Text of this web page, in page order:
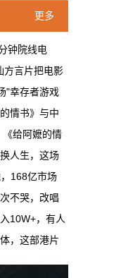
院还剩什
着黑色夹克
。这部短剧改
拍摄，AI辅助
本网原创
人说"今年开
酬从日薪800
你好看…
本网原创
更多
钟院线电
方言片把电影
"幸存者游戏
情书》与中
给阿嬷的情
人生，这场
168亿市场
不哭，改唱
10W+，有人
，这部港片
文化
坡的国家
你相约杭州